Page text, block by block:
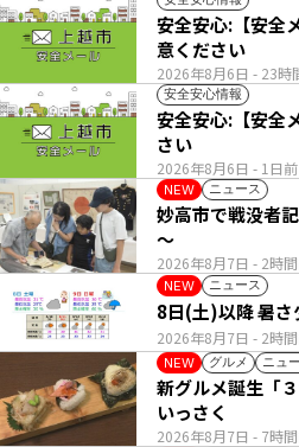
2026年8月6日 - 23時
安全安心:【安全
意ください
安全安心情報
2026年8月6日 - 1日前
安全安心:【安全
さい
NEW ニュース
2026年8月7日 - 2時
妙高市で戦没者
～
NEW ニュース
2026年8月7日 - 2時
8日(土
NEW グルメ ニュ
2026年8月7日 - 7時
新グルメ誕生「
いっさく